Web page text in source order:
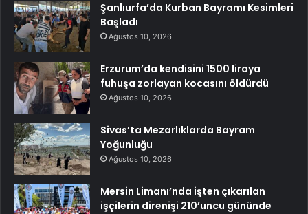
Şanlıurfa’da Kurban Bayramı Kesimleri
Başladı
Ağustos 10, 2026
Erzurum’da kendisini 1500 liraya
fuhuşa zorlayan kocasını öldürdü
Ağustos 10, 2026
Sivas’ta Mezarlıklarda Bayram
Yoğunluğu
Ağustos 10, 2026
Mersin Limanı’nda işten çıkarılan
işçilerin direnişi 210’uncu gününde